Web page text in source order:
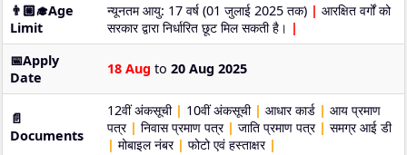
👨🏼‍🎓Age
Limit
न्यूनतम आयु: 17 वर्ष (01 जुलाई 2025 तक) | आरक्षित वर्गों को
सरकार द्वारा निर्धारित छूट मिल सकती है। |
📅Apply
Date
18 Aug to 20 Aug 2025
📄
Documents
12वीं अंकसूची | 10वीं अंकसूची | आधार कार्ड | आय प्रमाण
पत्र | निवास प्रमाण पत्र | जाति प्रमाण पत्र | समग्र आई डी
| मोबाइल नंबर | फोटो एवं हस्ताक्षर |